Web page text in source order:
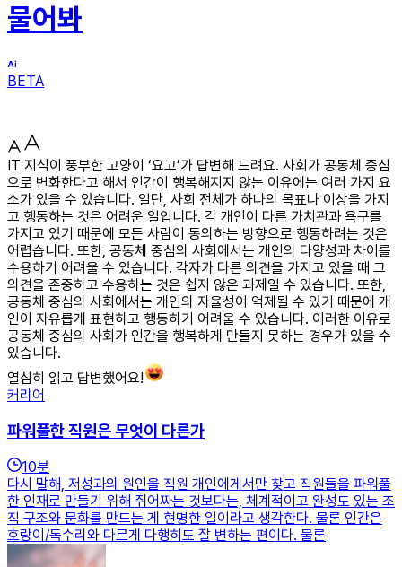
물어봐
BETA
IT 지식이 풍부한 고양이 ‘요고’가 답변해 드려요. 사회가 공동체 중심
으로 변화한다고 해서 인간이 행복해지지 않는 이유에는 여러 가지 요
소가 있을 수 있습니다. 일단, 사회 전체가 하나의 목표나 이상을 가지
고 행동하는 것은 어려운 일입니다. 각 개인이 다른 가치관과 욕구를
가지고 있기 때문에 모든 사람이 동의하는 방향으로 행동하려는 것은
어렵습니다. 또한, 공동체 중심의 사회에서는 개인의 다양성과 차이를
수용하기 어려울 수 있습니다. 각자가 다른 의견을 가지고 있을 때 그
의견을 존중하고 수용하는 것은 쉽지 않은 과제일 수 있습니다. 또한,
공동체 중심의 사회에서는 개인의 자율성이 억제될 수 있기 때문에 개
인이 자유롭게 표현하고 행동하기 어려울 수 있습니다. 이러한 이유로
공동체 중심의 사회가 인간을 행복하게 만들지 못하는 경우가 있을 수
있습니다.
열심히 읽고 답변했어요!
커리어
파워풀한 직원은 무엇이 다른가
10분
다시 말해, 저성과의 원인을 직원 개인에게서만 찾고 직원들을 파워풀
한 인재로 만들기 위해 쥐어짜는 것보다는, 체계적이고 완성도 있는 조
직 구조와 문화를 만드는 게 현명한 일이라고 생각한다. 물론 인간은
호랑이/독수리와 다르게 다행히도 잘 변하는 편이다. 물론